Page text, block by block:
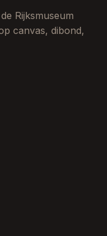
Rijksmuseum
canvas, dibond,